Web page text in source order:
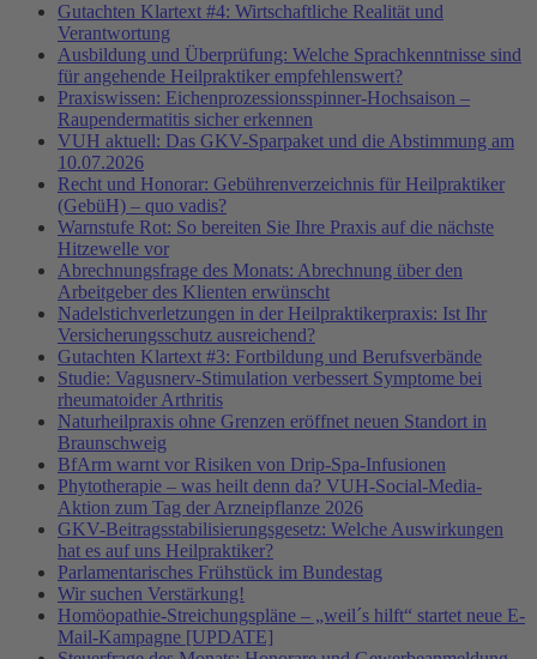
Gutachten Klartext #4: Wirtschaftliche Realität und
Verantwortung
Ausbildung und Überprüfung: Welche Sprachkenntnisse sind
für angehende Heilpraktiker empfehlenswert?
Praxiswissen: Eichenprozessionsspinner-Hochsaison –
Raupendermatitis sicher erkennen
VUH aktuell: Das GKV-Sparpaket und die Abstimmung am
10.07.2026
Recht und Honorar: Gebührenverzeichnis für Heilpraktiker
(GebüH) – quo vadis?
Warnstufe Rot: So bereiten Sie Ihre Praxis auf die nächste
Hitzewelle vor
Abrechnungsfrage des Monats: Abrechnung über den
Arbeitgeber des Klienten erwünscht
Nadelstichverletzungen in der Heilpraktikerpraxis: Ist Ihr
Versicherungsschutz ausreichend?
Gutachten Klartext #3: Fortbildung und Berufsverbände
Studie: Vagusnerv-Stimulation verbessert Symptome bei
rheumatoider Arthritis
Naturheilpraxis ohne Grenzen eröffnet neuen Standort in
Braunschweig
BfArm warnt vor Risiken von Drip-Spa-Infusionen
Phytotherapie – was heilt denn da? VUH-Social-Media-
Aktion zum Tag der Arzneipflanze 2026
GKV-Beitragsstabilisierungsgesetz: Welche Auswirkungen
hat es auf uns Heilpraktiker?
Parlamentarisches Frühstück im Bundestag
Wir suchen Verstärkung!
Homöopathie-Streichungspläne – „weil´s hilft“ startet neue E-
Mail-Kampagne [UPDATE]